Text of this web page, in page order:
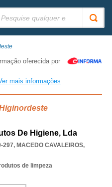
oferecida por
mais informações
De Higiene, Lda
297, MACEDO CAVALEIROS,
de limpeza